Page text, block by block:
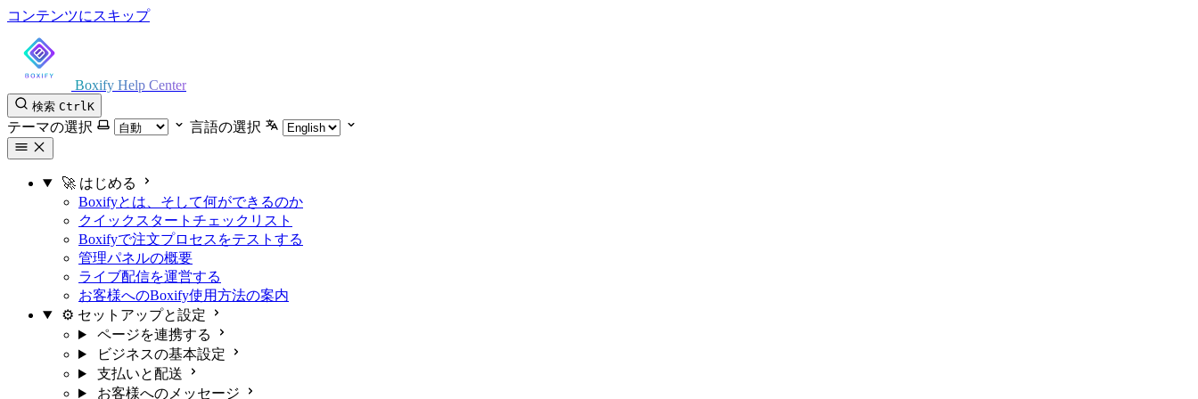
コンテンツにスキップ
Boxify Help Center
検索 CtrlK
テーマの選択 言語の選択
🚀 はじめる
Boxifyとは、そして何ができるのか
クイックスタートチェックリスト
Boxifyで注文プロセスをテストする
管理パネルの概要
ライブ配信を運営する
お客様へのBoxify使用方法の案内
⚙️ セットアップと設定
ページを連携する
ビジネスの基本設定
支払いと配送
お客様へのメッセージ